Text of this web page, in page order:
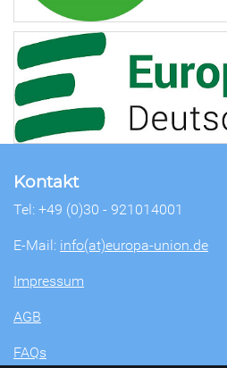
Kontakt
Tel: +49 (0)30 - 921014001
E-Mail: info(at)europa-union.de
Impressum
AGB
FAQs